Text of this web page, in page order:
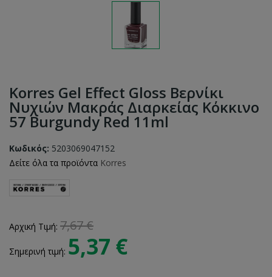
Korres Gel Effect Gloss Βερνίκι
Νυχιών Μακράς Διαρκείας Κόκκινο
57 Burgundy Red 11ml
Κωδικός: 5203069047152
Δείτε όλα τα προϊόντα Korres
Αρχική Τιμή: 7,67 €
Σημερινή τιμή: 5,37 €